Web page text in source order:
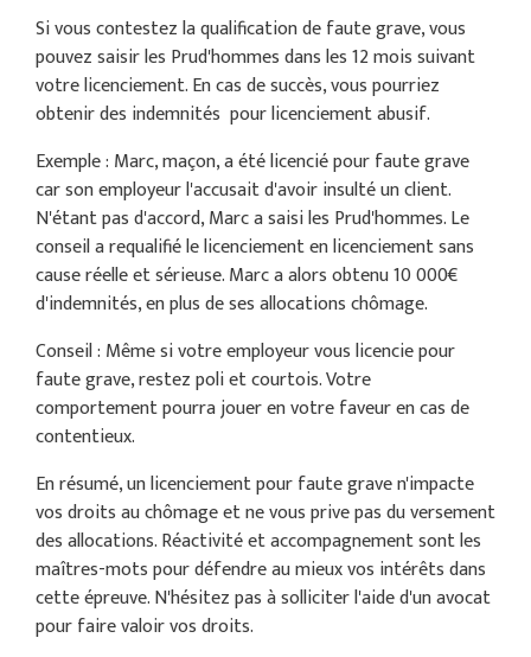
Si vous contestez la qualification de faute grave, vous
pouvez saisir les Prud'hommes dans les 12 mois suivant
votre licenciement. En cas de succès, vous pourriez
obtenir des indemnités pour licenciement abusif.
Exemple : Marc, maçon, a été licencié pour faute grave
car son employeur l'accusait d'avoir insulté un client.
N'étant pas d'accord, Marc a saisi les Prud'hommes. Le
conseil a requalifié le licenciement en licenciement sans
cause réelle et sérieuse. Marc a alors obtenu 10 000€
d'indemnités, en plus de ses allocations chômage.
Conseil : Même si votre employeur vous licencie pour
faute grave, restez poli et courtois. Votre
comportement pourra jouer en votre faveur en cas de
contentieux.
En résumé, un licenciement pour faute grave n'impacte
vos droits au chômage et ne vous prive pas du versement
des allocations. Réactivité et accompagnement sont les
maîtres-mots pour défendre au mieux vos intérêts dans
cette épreuve. N'hésitez pas à solliciter l'aide d'un avocat
pour faire valoir vos droits.